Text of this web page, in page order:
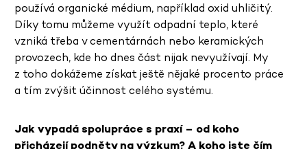
používá organické médium, například oxid uhličitý.
Díky tomu můžeme využít odpadní teplo, které
vzniká třeba v cementárnách nebo keramických
provozech, kde ho dnes část nijak nevyužívají. My
z toho dokážeme získat ještě nějaké procento práce
a tím zvýšit účinnost celého systému.
Jak vypadá spolupráce s praxí – od koho
přicházejí podněty na výzkum? A koho jste čím